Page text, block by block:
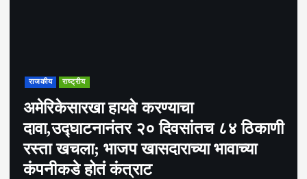
राजकीय राष्ट्रीय
अमेरिकेसारखा हायवे करण्याचा
दावा,उद्घाटनानंतर २० दिवसांतच ८४ ठिकाणी
रस्ता खचला; भाजप खासदाराच्या भावाच्या
कंपनीकडे होतं कंत्राट